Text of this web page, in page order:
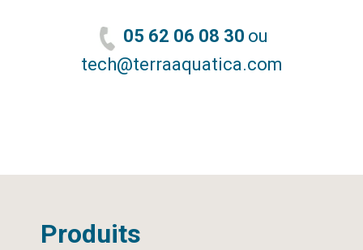
05 62 06 08 30 ou
tech@terraaquatica.com
Produits